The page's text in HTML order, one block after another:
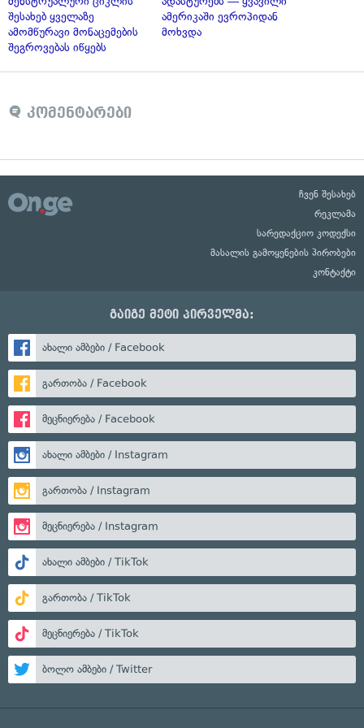
შესახებ ყველაზე
ამომწურავი მონაცემების
შეგროვებას იწყებს
ამერიკაში ევროპიდან
მოხვდა
კომენტარები
ჩვენ შესახებ
რეკლამა
სარედაქციო კოდექსი
მასალის გამოყენების პირობები
კონტაქტი
გაიგე მეტი პირველმა:
ახალი ამბები / Facebook
გართობა / Facebook
მეცნიერება / Facebook
ახალი ამბები / Instagram
გართობა / Instagram
მეცნიერება / Instagram
ახალი ამბები / TikTok
გართობა / TikTok
მეცნიერება / TikTok
ბოლო ამბები / Twitter